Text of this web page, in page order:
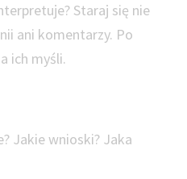
Staraj się nie
ani komentarzy. Po
ich myśli.
Jakie wnioski? Jaka